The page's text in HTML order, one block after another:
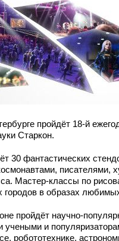
пройдёт 18-й
Старкон.
30 фантастических
писателями,
Мастер-классы по
городов в образах
пройдёт научно-
учеными и
робототехнике,